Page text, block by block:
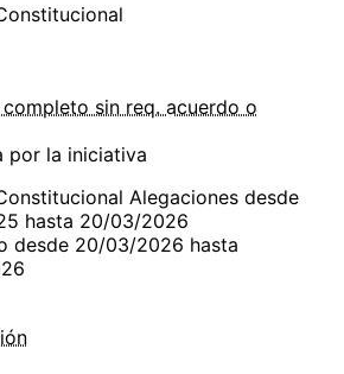
sin req. acuerdo o
por la iniciativa
Alegaciones desde
hasta 20/03/2026
desde 20/03/2026 hasta